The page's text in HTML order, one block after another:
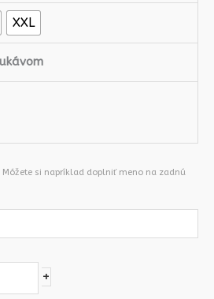
XXL
Móžete si napríklad doplniť meno na zadnú
+